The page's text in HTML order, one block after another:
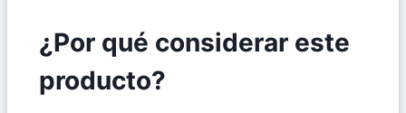
¿Por qué considerar este
producto?